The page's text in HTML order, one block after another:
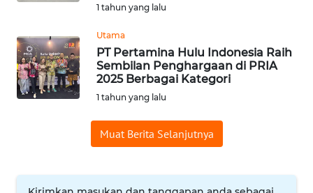
1 tahun yang lalu
Utama
PT Pertamina Hulu Indonesia Raih
Sembilan Penghargaan di PRIA
2025 Berbagai Kategori
1 tahun yang lalu
Muat Berita Selanjutnya
WN
SUBANG